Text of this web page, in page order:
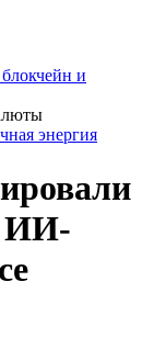
и
энергия
ИИ-